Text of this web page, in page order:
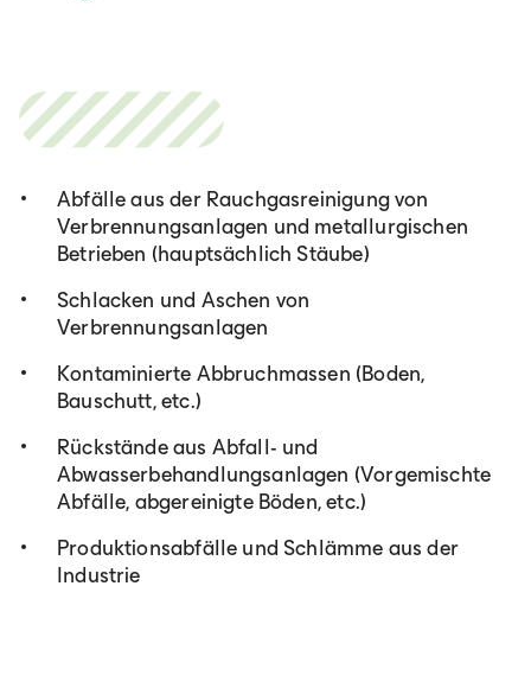
Abfälle aus der Rauchgasreinigung von
Verbrennungsanlagen und metallurgischen
Betrieben (hauptsächlich Stäube)
Schlacken und Aschen von
Verbrennungsanlagen
Kontaminierte Abbruchmassen (Boden,
Bauschutt, etc.)
Rückstände aus Abfall- und
Abwasserbehandlungsanlagen (Vorgemischte
Abfälle, abgereinigte Böden, etc.)
Produktionsabfälle und Schlämme aus der
Industrie